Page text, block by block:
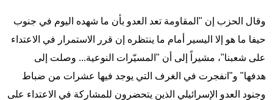
وقال الحزب إن "المقاومة تعد العدو بأن ما شهده اليوم في جنوب
حيفا ما هو إلا اليسير أمام ما ينتظره إن قرر الاستمرار في الاعتداء
على شعبنا"، مشيراً إلى أن "المسيّرات النوعية... وصلت إلى
هدفها" و"انفجرت في الغرف التي يوجد فيها عشرات من ضباط
وجنود العدو الإسرائيلي الذين يتحضرون للمشاركة في الاعتداء على